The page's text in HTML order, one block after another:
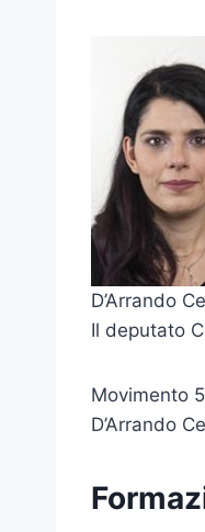
D’Arrando
Il deputato
Movimento
D’Arrando